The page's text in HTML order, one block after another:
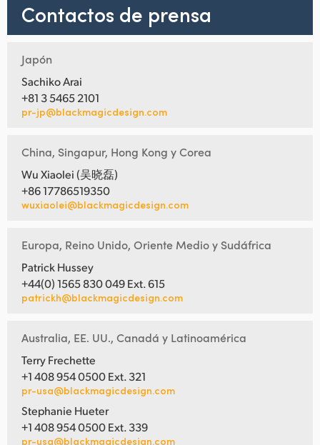
Contactos de prensa
Japón
Sachiko Arai
+81 3 5465 2101
pr-jp@blackmagicdesign.com
China, Singapur, Hong Kong y Corea
Wu Xiaolei (吴晓磊)
+86 17786519350
wuxiaolei@blackmagicdesign.com
Europa, Reino Unido, Oriente Medio y Sudáfrica
Patrick Hussey
+44(0) 1565 830 049 Ext. 615
patrickh@blackmagicdesign.com
Australia, EE. UU., Canadá y Latinoamérica
Terry Frechette
+1 408 954 0500 Ext. 321
pr-usa@blackmagicdesign.com
Stephanie Hueter
+1 408 954 0500 Ext. 339
pr-usa@blackmagicdesign.com